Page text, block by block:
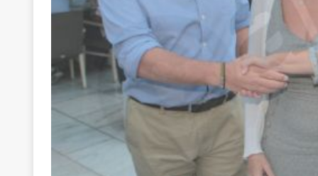
[ 3 Αυγούστου 2026 ]
ΠΑΣΟΚ ή ΕΛ.ΑΣ.; Γιατί η
των δύο κομμάτων και όχι Ανδρουλάκη -Τσίπρα.
[ 3 Αυγούστου 2026 ] Η τραγωδία της
μπορούν να φέρουν την αλλαγή
ΠΡΟΕΚΤΑΣΕΙΣ
[ 3 Αυγούστου 2026 ] Γιατί λιγοστεύουν «τα
εμβληματικό «Πολίτη Κέιν»
ΠΑΡΕΜΒΑΣΕΙΣ
[ 3 Αυγούστου 2026 ]
Το Νομικό DNA του